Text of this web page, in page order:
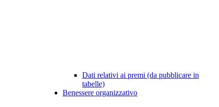
Dati relativi ai premi (da pubblicare in
tabelle)
Benessere organizzativo